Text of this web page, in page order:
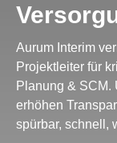
Aurum Interim
Projektleiter für
Planung & SCM.
erhöhen
spürbar, schnell,